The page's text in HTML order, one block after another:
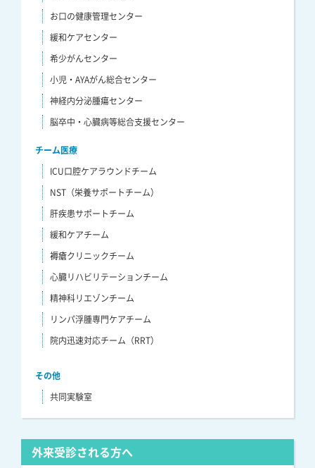
お口の健康管理センター
緩和ケアセンター
希少がんセンター
小児・AYAがん総合センター
神経内分泌腫瘍センター
脳卒中・心臓病等総合支援センター
チーム医療
ICU口腔ケアラウンドチーム
NST（栄養サポートチーム）
肝疾患サポートチーム
緩和ケアチーム
褥瘡クリニックチーム
心臓リハビリテーションチーム
精神科リエゾンチーム
リンパ浮腫専門ケアチーム
院内迅速対応チーム（RRT）
その他
共同実験室
外来受診される方へ